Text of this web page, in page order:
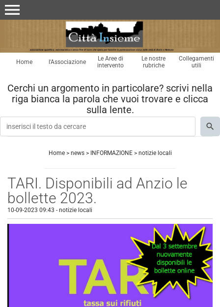
menu
Home l'Associazione
Le Aree di
intervento
Le nostre
rubriche
Collegamenti
utili
Cerchi un argomento in particolare? scrivi nella
riga bianca la parola che vuoi trovare e clicca
sulla lente.
Home> news> INFORMAZIONE> notizie locali
TARI. Disponibili ad Anzio le
bollette 2023.
10-09-2023 09:43 - notizie locali